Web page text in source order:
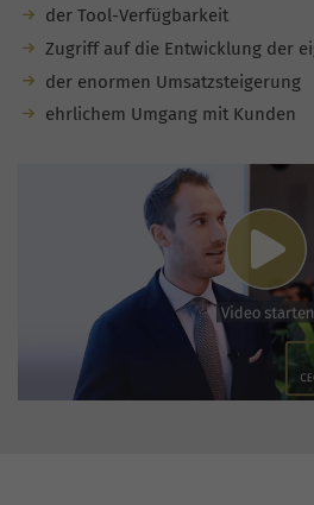
der Tool-Verfügbarkeit
Zugriff auf die Entwicklung der
der enormen Umsatzsteigerung
ehrlichem Umgang mit Kunden